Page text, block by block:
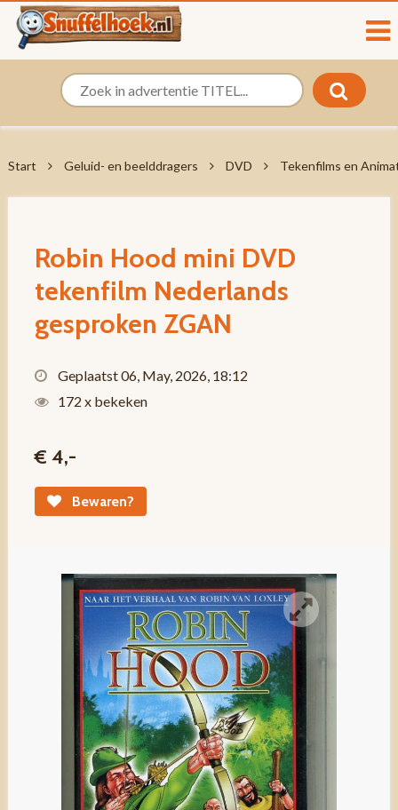
Start Geluid- en beelddragers DVD Tekenfilms en
Robin Hood mini DVD
tekenfilm Nederlands
gesproken ZGAN
Geplaatst 06, May, 2026, 18:12
172 x bekeken
€ 4,-
Bewaren?